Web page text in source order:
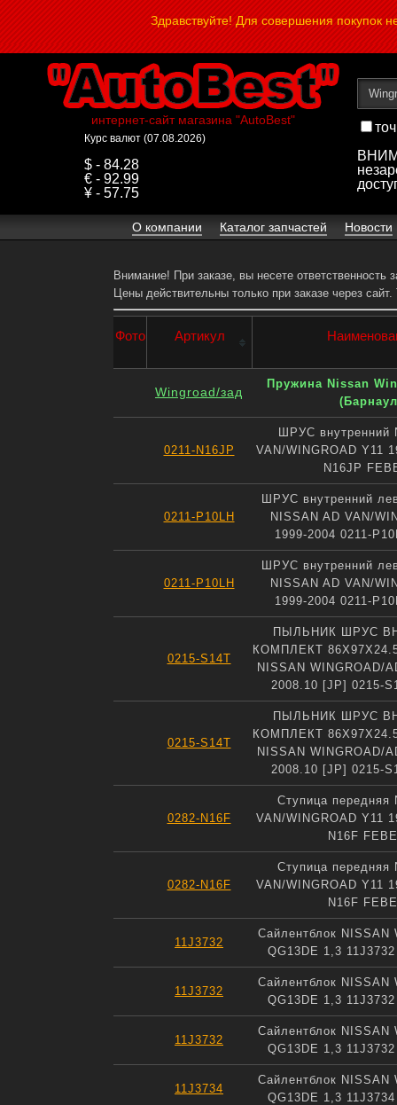
Здравствуйте! Для совершения покупок
интернет-сайт магазина "AutoBest"
Курс валют (07.08.2026)
$ - 84.28
€ - 92.99
¥ - 57.75
О компании Каталог запчастей Новости
Внимание! При заказе, вы несете ответственность
Цены действительны только при заказе через сайт.
Фото Артикул
Wingroad/зад
Пружина Nissan
0211-N16JP
ШРУС внутренний
VAN/WINGROAD Y11
N16JP
0211-P10LH
ШРУС внутренний
NISSAN AD VAN/
1999-2004 0211-
0211-P10LH
ШРУС внутренний
NISSAN AD VAN/
1999-2004 0211-
0215-S14T
ПЫЛЬНИК ШРУС
КОМПЛЕКТ
NISSAN WINGROAD/
2008.10 [JP] 0215-
0215-S14T
ПЫЛЬНИК ШРУС
КОМПЛЕКТ
NISSAN WINGROAD/
2008.10 [JP] 0215-
0282-N16F
Ступица передняя
VAN/WINGROAD Y11
N16F
0282-N16F
Ступица передняя
VAN/WINGROAD Y11
N16F
11J3732
Сайлентблок NISSAN
QG13DE 1,3
11J3732
Сайлентблок NISSAN
QG13DE 1,3
11J3732
Сайлентблок NISSAN
QG13DE 1,3
11J3734
Сайлентблок NISSAN
QG13DE 1,3